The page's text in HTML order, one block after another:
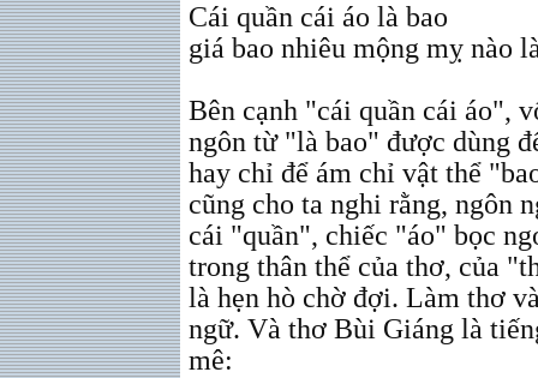
Cái quần cái áo là bao
giá bao nhiêu mộng mỵ nào
Bên cạnh "cái quần cái áo",
ngôn từ "là bao" được dùng
hay chỉ để ám chỉ vật thể
cũng cho ta nghi rằng, ngôn
cái "quần", chiếc "áo" bọc
trong thân thể của thơ, của
là hẹn hò chờ đợi. Làm thơ
ngữ. Và thơ Bùi Giáng là
mê: